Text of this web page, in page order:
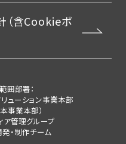
（含Cookieポ
囲部署：
リューション事業本部
事業本部）
ア管理グループ
発・制作チーム